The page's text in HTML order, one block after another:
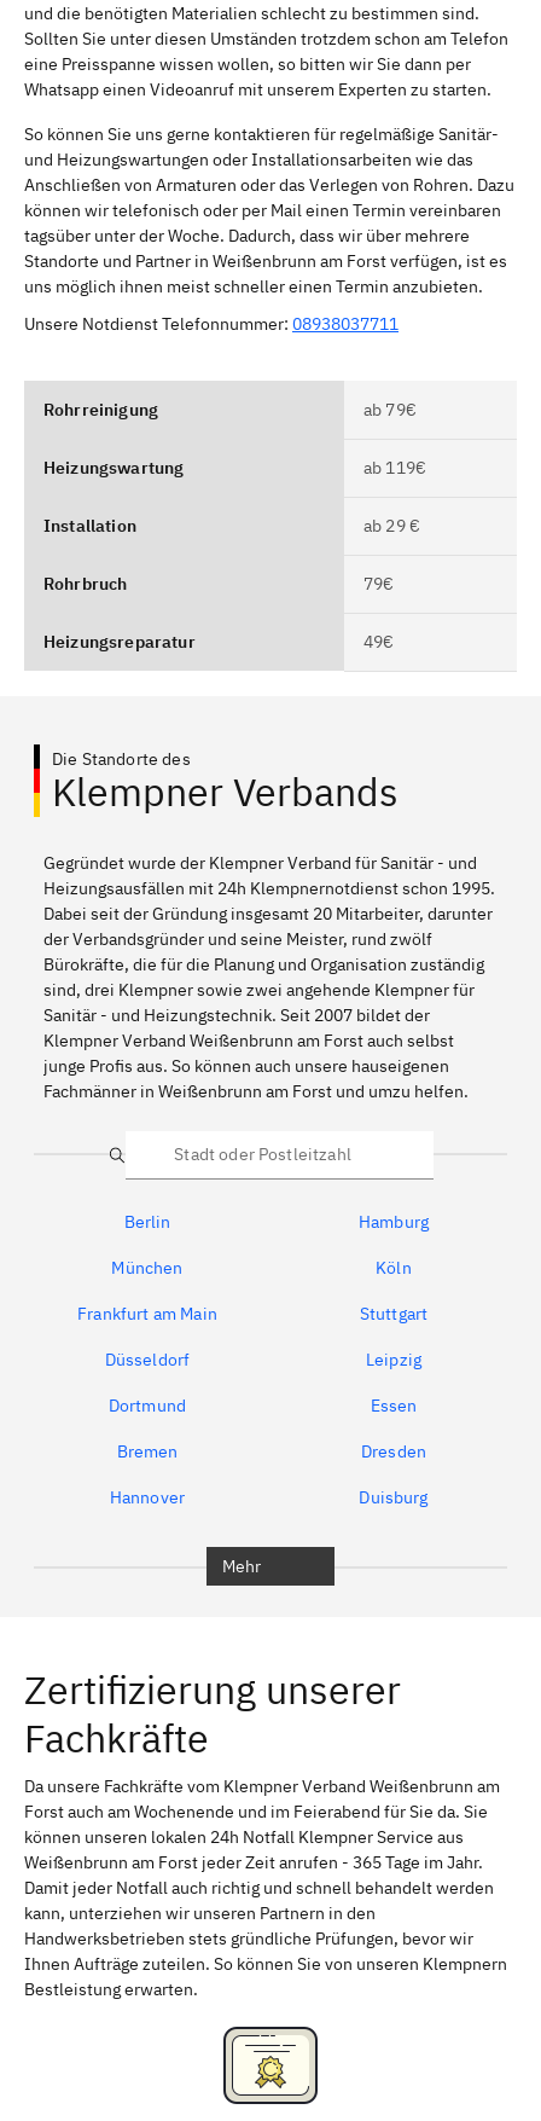
und die benötigten Materialien schlecht zu bestimmen sind.
Sollten Sie unter diesen Umständen trotzdem schon am Telefon
eine Preisspanne wissen wollen, so bitten wir Sie dann per
Whatsapp einen Videoanruf mit unserem Experten zu starten.
So können Sie uns gerne kontaktieren für regelmäßige Sanitär-
und Heizungswartungen oder Installationsarbeiten wie das
Anschließen von Armaturen oder das Verlegen von Rohren. Dazu
können wir telefonisch oder per Mail einen Termin vereinbaren
tagsüber unter der Woche. Dadurch, dass wir über mehrere
Standorte und Partner in Weißenbrunn am Forst verfügen, ist es
uns möglich ihnen meist schneller einen Termin anzubieten.
Unsere Notdienst Telefonnummer: 08938037711
Rohrreinigung ab 79€
Heizungswartung ab 119€
Installation ab 29 €
Rohrbruch 79€
Heizungsreparatur 49€
Die Standorte des
Klempner Verbands
Gegründet wurde der Klempner Verband für Sanitär - und
Heizungsausfällen mit 24h Klempnernotdienst schon 1995.
Dabei seit der Gründung insgesamt 20 Mitarbeiter, darunter
der Verbandsgründer und seine Meister, rund zwölf
Bürokräfte, die für die Planung und Organisation zuständig
sind, drei Klempner sowie zwei angehende Klempner für
Sanitär - und Heizungstechnik. Seit 2007 bildet der
Klempner Verband Weißenbrunn am Forst auch selbst
junge Profis aus. So können auch unsere hauseigenen
Fachmänner in Weißenbrunn am Forst und umzu helfen.
Suche
Berlin Hamburg
München Köln
Frankfurt am Main Stuttgart
Düsseldorf Leipzig
Dortmund Essen
Bremen Dresden
Hannover Duisburg
Erlangen Bamberg
Bayreuth
Schweinfurt Passau
Freising Rudelsdorf, Mittelfranken
Mehr
Zertifizierung unserer
Fachkräfte
Da unsere Fachkräfte vom Klempner Verband Weißenbrunn am
Forst auch am Wochenende und im Feierabend für Sie da. Sie
können unseren lokalen 24h Notfall Klempner Service aus
Weißenbrunn am Forst jeder Zeit anrufen - 365 Tage im Jahr.
Damit jeder Notfall auch richtig und schnell behandelt werden
kann, unterziehen wir unseren Partnern in den
Handwerksbetrieben stets gründliche Prüfungen, bevor wir
Ihnen Aufträge zuteilen. So können Sie von unseren Klempnern
Bestleistung erwarten.